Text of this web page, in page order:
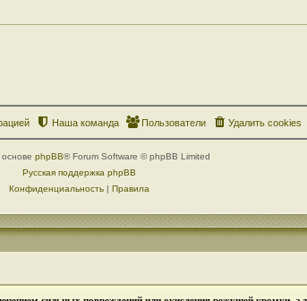
Удалить cookies
Пользователи
Наша команда
phpBB® Forum Software © phpBB Limited
Русская поддержка phpBB
Конфиденциальность| Правила